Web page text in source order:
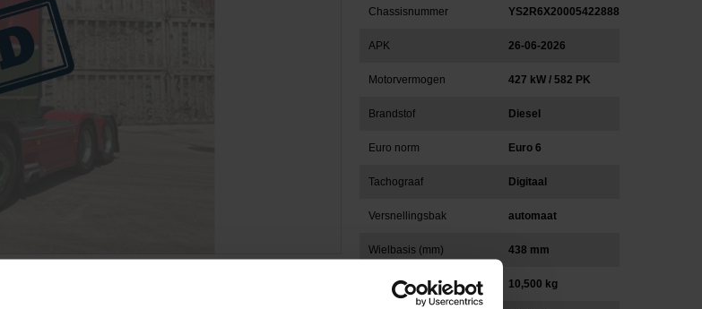
Chassisnummer YS2R6X20005422888
APK 26-06-2026
Motorvermogen 427 kW / 582 PK
Brandstof Diesel
Euro norm Euro 6
Tachograaf Digitaal
Versnellingsbak automaat
Wielbasis (mm) 438 mm
Eigen gewicht (kg) 10,500 kg